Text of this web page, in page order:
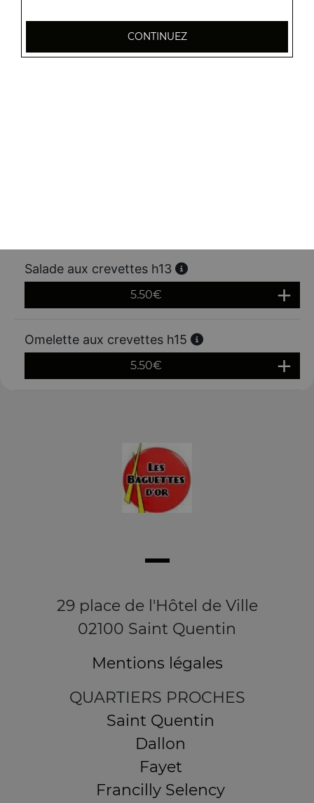
Raviolis pékinois grillés 5 pcs h10
Salade aux crevettes h13
5.50€
Omelette aux crevettes h15
5.50€
29 place de l'Hôtel de Ville
02100 Saint Quentin
Mentions légales
QUARTIERS PROCHES
Saint Quentin
Dallon
Fayet
Francilly Selency
CONTINUEZ